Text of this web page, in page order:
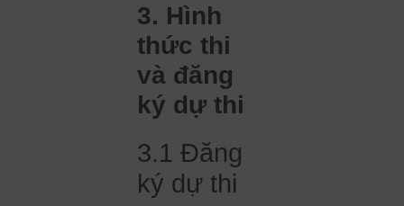
3. Hình
thức thi
và đăng
ký dự thi
3.1 Đăng
ký dự thi